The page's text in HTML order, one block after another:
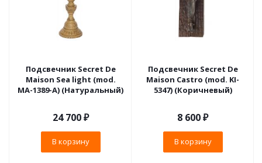
Подсвечник Secret De
Maison Sea light (mod.
MA-1389-A) (Натуральный)
24 700₽
В корзину
Подсвечник Secret De
Maison Castro (mod. KI-
5347) (Коричневый)
8 600₽
В корзину